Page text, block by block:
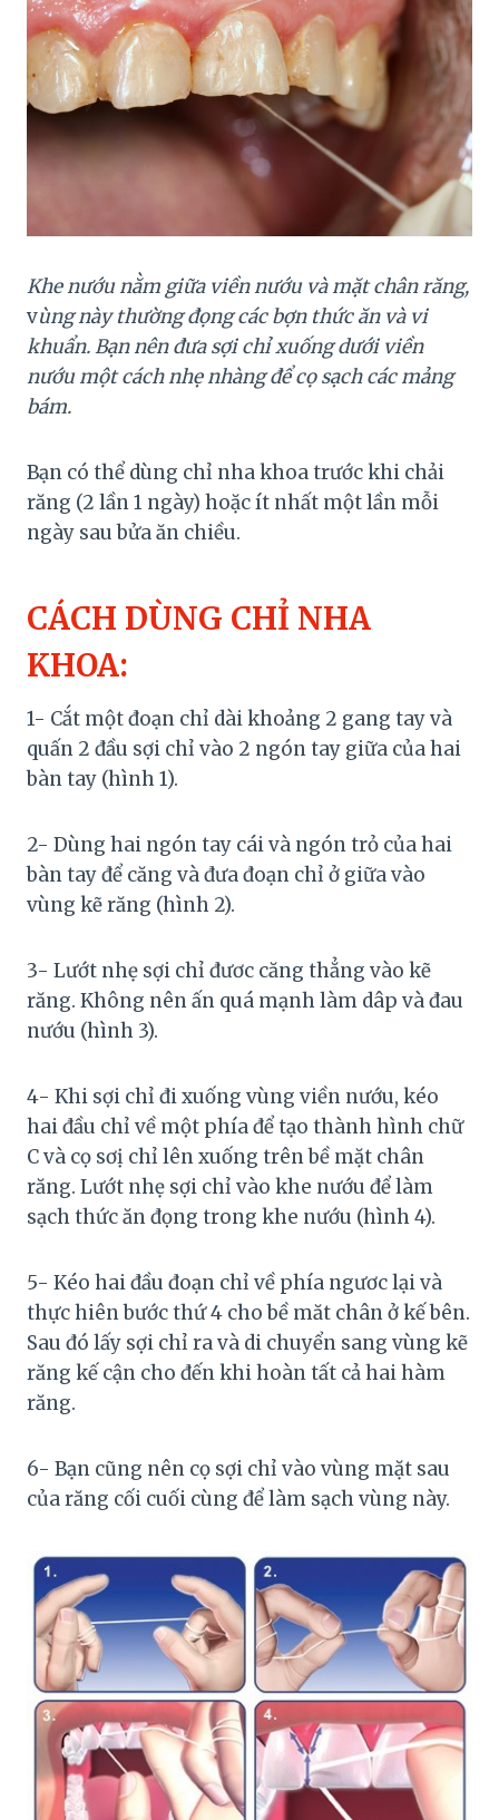
Khe nướu nằm giữa viền nướu và mặt chân răng,
vùng này thường đọng các bợn thức ăn và vi
khuẩn. Bạn nên đưa sợi chỉ xuống dưới viền
nướu một cách nhẹ nhàng để cọ sạch các mảng
bám.
Bạn có thể dùng chỉ nha khoa trước khi chải
răng (2 lần 1 ngày) hoặc ít nhất một lần mỗi
ngày sau bửa ăn chiều.
CÁCH DÙNG CHỈ NHA
KHOA:
1- Cắt một đoạn chỉ dài khoảng 2 gang tay và
quấn 2 đầu sợi chỉ vào 2 ngón tay giữa của hai
bàn tay (hình 1).
2- Dùng hai ngón tay cái và ngón trỏ của hai
bàn tay để căng và đưa đoạn chỉ ở giữa vào
vùng kẽ răng (hình 2).
3- Lướt nhẹ sợi chỉ đươc căng thẳng vào kẽ
răng. Không nên ấn quá mạnh làm dâp và đau
nướu (hình 3).
4- Khi sợi chỉ đi xuống vùng viền nướu, kéo
hai đầu chỉ về một phía để tạo thành hình chữ
C và cọ sơị chỉ lên xuống trên bề mặt chân
răng. Lướt nhẹ sợi chỉ vào khe nướu để làm
sạch thức ăn đọng trong khe nướu (hình 4).
5- Kéo hai đầu đoạn chỉ về phía ngươc lại và
thực hiên bước thứ 4 cho bề măt chân ở kế bên.
Sau đó lấy sợi chỉ ra và di chuyển sang vùng kẽ
răng kế cận cho đến khi hoàn tất cả hai hàm
răng.
6- Bạn cũng nên cọ sợi chỉ vào vùng mặt sau
của răng cối cuối cùng để làm sạch vùng này.